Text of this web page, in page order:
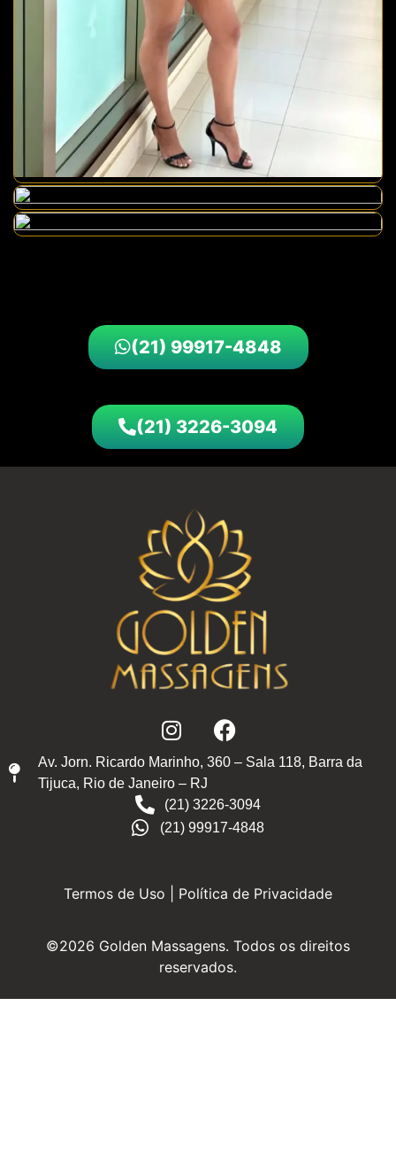
(21) 99917-4848
(21) 3226-3094
Av. Jorn. Ricardo Marinho, 360 – Sala 118, Barra da
Tijuca, Rio de Janeiro – RJ
(21) 3226-3094
(21) 99917-4848
Termos de Uso Política de Privacidade
©2026 Golden Massagens. Todos os direitos
reservados.